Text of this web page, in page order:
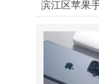
滨江区苹果